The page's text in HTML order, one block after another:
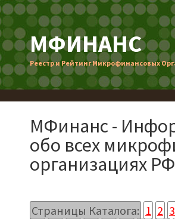
МФИНАНС
Реестр и Рейтинг Микрофинансовых
МФинанс -
обо всех
организациях
Страницы Каталога: 1 2 3